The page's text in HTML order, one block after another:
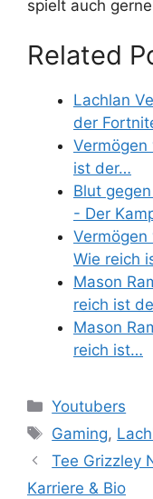
spielt auch
Related
Lachlan
der
ist der…
Blut
- Der
Vermögen
Wie reich
Mason
reich ist
Mason
reich ist…
Categories
Youtubers
Tags
Gaming,
Tee Grizzley
Karriere & Bio